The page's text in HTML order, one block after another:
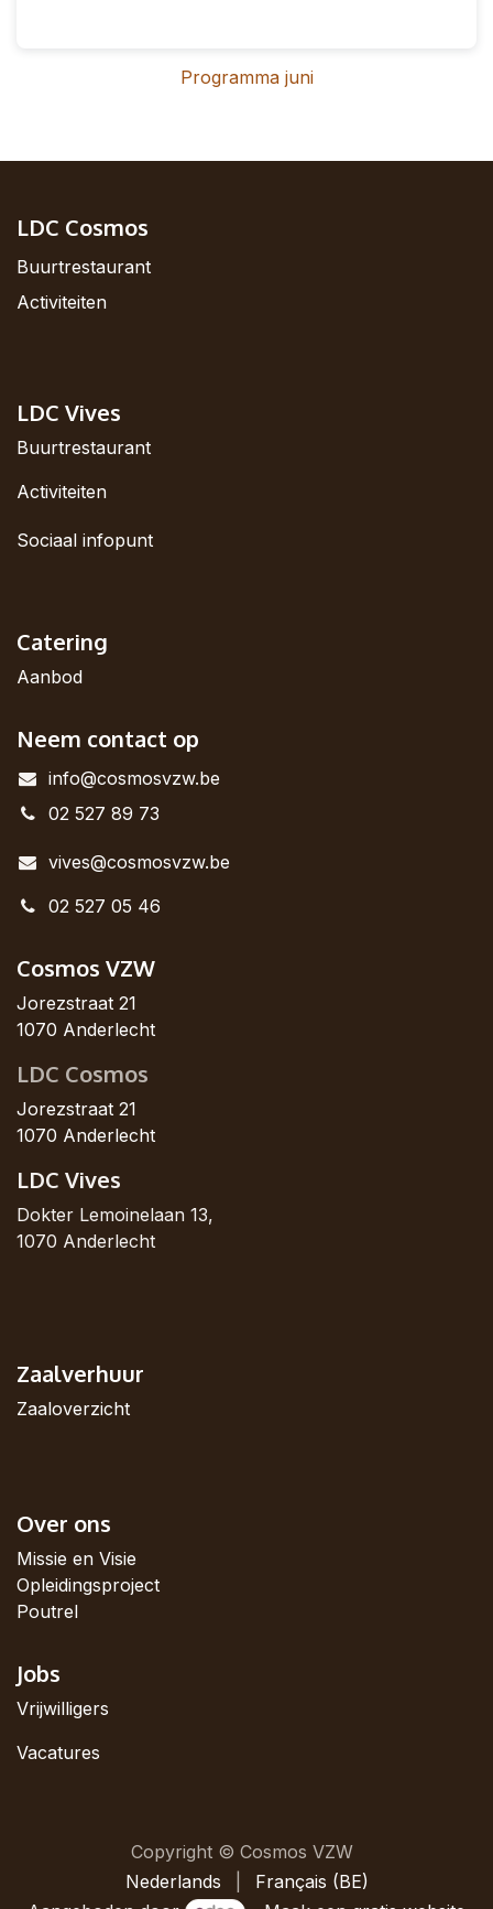
Programma juni
LDC Cosmos
Buurtrestaurant
Activiteiten
LDC Vives
Buurtrestaurant
Activiteiten
Sociaal infopunt
Catering
Aanbod
Neem contact op
info@cosmosvzw.be
02 527 89 73
vives@cosmosvzw.be
02 527 05 46
Cosmos VZW
Jorezstraat 21
1070 Anderlecht
LDC Cosmos
Jorezstraat 21
1070 Anderlecht
LDC Vives
Dokter Lemoinelaan 13,
1070 Anderlecht
Zaalverhuur
Zaaloverzicht
Over ons
Missie en Visie
Opleidingsproject
Poutrel
Jobs
Vrijwilligers
Vacatures
Copyright © Cosmos VZW
Nederlands
Français (BE)